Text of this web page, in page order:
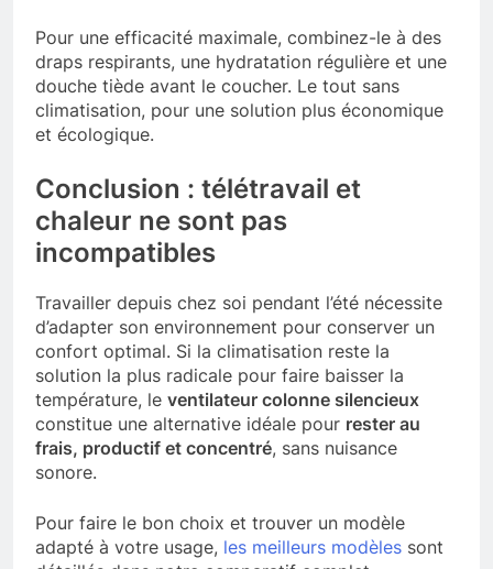
Pour une efficacité maximale, combinez-le à des
draps respirants, une hydratation régulière et une
douche tiède avant le coucher. Le tout sans
climatisation, pour une solution plus économique
et écologique.
Conclusion : télétravail et
chaleur ne sont pas
incompatibles
Travailler depuis chez soi pendant l’été nécessite
d’adapter son environnement pour conserver un
confort optimal. Si la climatisation reste la
solution la plus radicale pour faire baisser la
température, le ventilateur colonne silencieux
constitue une alternative idéale pour rester au
frais, productif et concentré, sans nuisance
sonore.
Pour faire le bon choix et trouver un modèle
adapté à votre usage, les meilleurs modèles sont